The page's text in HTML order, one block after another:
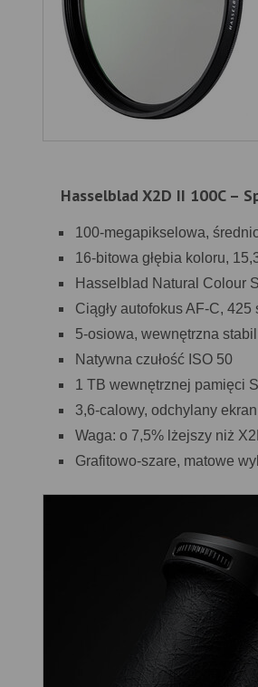
Hasselblad X2D II 100C –
100-megapikselowa,
16-bitowa głębia koloru,
Hasselblad Natural Colour
Ciągły autofokus AF-C, 425
5-osiowa, wewnętrzna
Natywna czułość ISO 50
1 TB wewnętrznej pamięci
3,6-calowy, odchylany
Waga: o 7,5% lżejszy niż
Grafitowo-szare, matowe